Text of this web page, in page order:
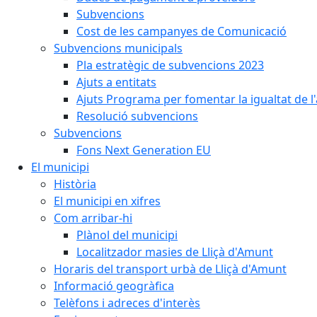
Subvencions
Cost de les campanyes de Comunicació
Subvencions municipals
Pla estratègic de subvencions 2023
Ajuts a entitats
Ajuts Programa per fomentar la igualtat de
Resolució subvencions
Subvencions
Fons Next Generation EU
El municipi
Història
El municipi en xifres
Com arribar-hi
Plànol del municipi
Localitzador masies de Lliçà d'Amunt
Horaris del transport urbà de Lliçà d'Amunt
Informació geogràfica
Telèfons i adreces d'interès